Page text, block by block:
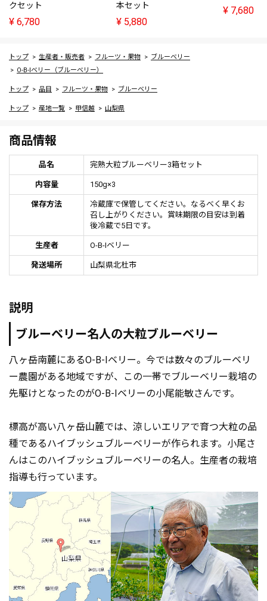
クセット
¥ 6,780
本セット
¥ 5,880
¥ 7,680
トップ 生産者・販売者 フルーツ・果物
ブルーベリー
O-B-Iベリー（ブルーベリー）
トップ 品目 フルーツ・果物 ブルーベリー
トップ 産地一覧 甲信越 山梨県
商品情報
品名 完熟大粒ブルーベリー3箱セット
内容量 150g×3
保存方法
冷蔵庫で保管してください。なるべく早くお
召し上がりください。賞味期限の目安は到着
後冷蔵で5日です。
生産者 O-B-Iベリー
発送場所 山梨県北杜市
説明
ブルーベリー名人の大粒ブルーベリー
八ヶ岳南麓にあるO-B-Iベリー。今では数々のブルーベリ
ー農園がある地域ですが、この一帯でブルーベリー栽培の
先駆けとなったのがO-B-Iベリーの小尾能敏さんです。
標高が高い八ヶ岳山麓では、涼しいエリアで育つ大粒の品
種であるハイブッシュブルーベリーが作られます。小尾さ
んはこのハイブッシュブルーベリーの名人。生産者の栽培
指導も行っています。